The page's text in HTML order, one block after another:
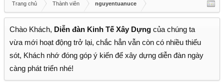
Trang chủ Thành viên nguyentuanuce
Chào Khách, Diễn đàn Kinh Tế Xây Dựng của chúng ta
vừa mới hoạt động trở lại, chắc hẳn vẫn còn có nhiều thiếu
sót, Khách nhớ đóng góp ý kiến để xây dựng diễn đàn ngày
càng phát triển nhé!